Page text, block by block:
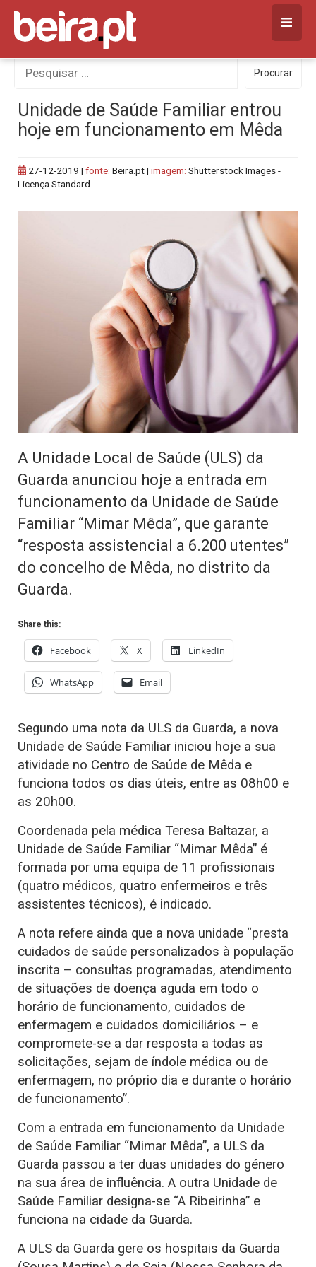
Skip
content
Procurar
por:
Procurar
Unidade de Saúde Familiar entrou
hoje em funcionamento em Mêda
27-12-2019 | fonte: Beira.pt | imagem: Shutterstock Images -
Licença Standard
A Unidade Local de Saúde (ULS) da
Guarda anunciou hoje a entrada em
funcionamento da Unidade de Saúde
Familiar “Mimar Mêda”, que garante
“resposta assistencial a 6.200 utentes”
do concelho de Mêda, no distrito da
Guarda.
Share this:
Facebook X LinkedIn
WhatsApp Email
Segundo uma nota da ULS da Guarda, a nova
Unidade de Saúde Familiar iniciou hoje a sua
atividade no Centro de Saúde de Mêda e
funciona todos os dias úteis, entre as 08h00 e
as 20h00.
Coordenada pela médica Teresa Baltazar, a
Unidade de Saúde Familiar “Mimar Mêda” é
formada por uma equipa de 11 profissionais
(quatro médicos, quatro enfermeiros e três
assistentes técnicos), é indicado.
A nota refere ainda que a nova unidade “presta
cuidados de saúde personalizados à população
inscrita – consultas programadas, atendimento
de situações de doença aguda em todo o
horário de funcionamento, cuidados de
enfermagem e cuidados domiciliários – e
compromete-se a dar resposta a todas as
solicitações, sejam de índole médica ou de
enfermagem, no próprio dia e durante o horário
de funcionamento”.
Com a entrada em funcionamento da Unidade
de Saúde Familiar “Mimar Mêda”, a ULS da
Guarda passou a ter duas unidades do género
na sua área de influência. A outra Unidade de
Saúde Familiar designa-se “A Ribeirinha” e
funciona na cidade da Guarda.
A ULS da Guarda gere os hospitais da Guarda